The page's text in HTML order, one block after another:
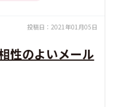
投稿日： 2021年01月05日
性のよいメール